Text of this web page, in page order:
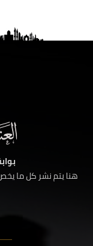
هنا يتم نشر كل ما